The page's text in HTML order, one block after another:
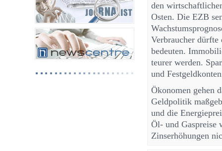
den
Osten. Die EZB
Verbraucher
bedeuten.
teurer werden.
und
Ökonomen gehen
Geldpolitik
und die
Öl- und Gaspreise
Zinserhöhungen